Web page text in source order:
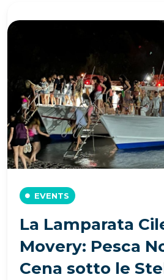
EVENTS
La Lamparata
Movery: Pesca
Cena sotto le